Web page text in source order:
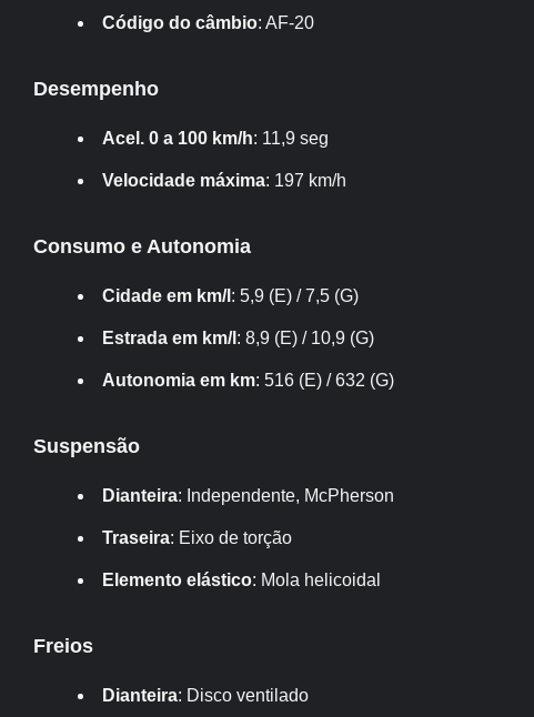
Código do câmbio: AF-20
Desempenho
Acel. 0 a 100 km/h: 11,9 seg
Velocidade máxima: 197 km/h
Consumo e Autonomia
Cidade em km/l : 5,9 (E) / 7,5 (G)
Estrada em km/l : 8,9 (E) / 10,9 (G)
Autonomia em km: 516 (E) / 632 (G)
Suspensão
Dianteira: Independente, McPherson
Traseira: Eixo de torção
Elemento elástico: Mola helicoidal
Freios
Dianteira: Disco ventilado